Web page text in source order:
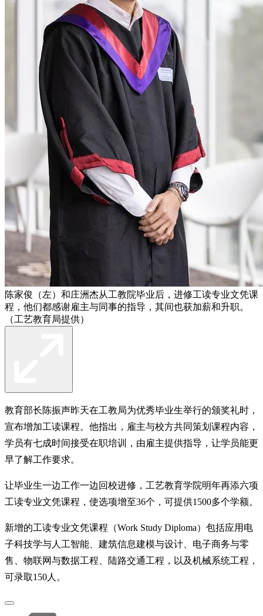
陈家俊（左）和庄洲杰从工教院毕业后，进修工读专业文凭课
程，他们都感谢雇主与同事的指导，其间也获加薪和升职。
（工艺教育局提供）
教育部长陈振声昨天在工教局为优秀毕业生举行的颁奖礼时，
宣布增加工读课程。他指出，雇主与校方共同策划课程内容，
学员有七成时间接受在职培训，由雇主提供指导，让学员能更
早了解工作要求。
让毕业生一边工作一边回校进修，工艺教育学院明年再添六项
工读专业文凭课程，使选项增至36个，可提供1500多个学额。
新增的工读专业文凭课程（Work Study Diploma）包括应用电
子科技学与人工智能、建筑信息建模与设计、电子商务与零
售、物联网与数据工程、陆路交通工程，以及机械系统工程，
可录取150人。